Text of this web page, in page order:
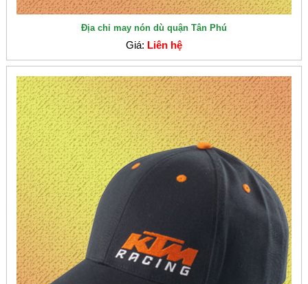
Địa chỉ may nón dù quận Tân Phú
Giá: Liên hệ